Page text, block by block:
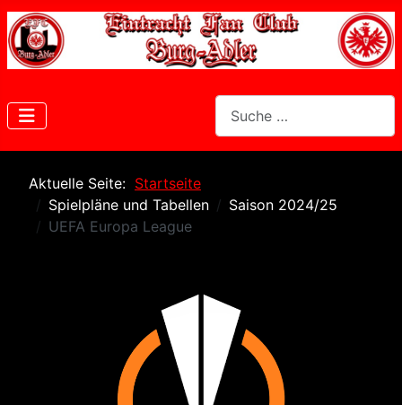
Aktuelle Seite: Startseite
Spielpläne und Tabellen
Saison 2024/25
UEFA Europa League